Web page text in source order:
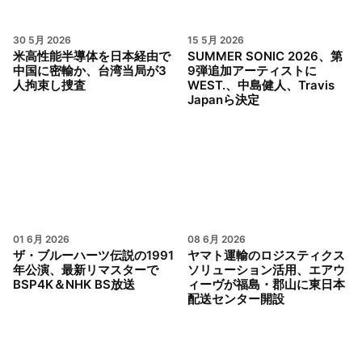
30 5月 2026
米高性能半導体を日本経由で
中国に密輸か、台湾当局が3
人拘束し捜査
15 5月 2026
SUMMER SONIC 2026、第
9弾追加アーティストに
WEST.、中島健人、Travis
Japanら決定
01 6月 2026
ザ・ブルーハーツ伝説の1991
年公演、最新リマスターで
BSP4K＆NHK BS放送
08 6月 2026
ヤマト運輸のロジスティクス
ソリューション活用、エアウ
ィーヴが福島・郡山に東日本
配送センター開設